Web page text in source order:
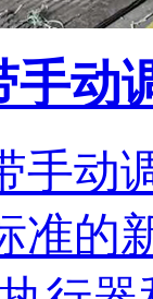
动
手动
准的